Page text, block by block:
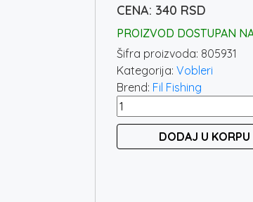
340 RSD
PROIZVOD DOSTUPAN
Šifra proizvoda: 805931
Kategorija: Vobleri
Brend: Fil Fishing
FILEX
LURES
5931
DODAJ U KORPU